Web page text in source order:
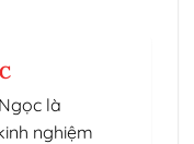
là
nghiệm